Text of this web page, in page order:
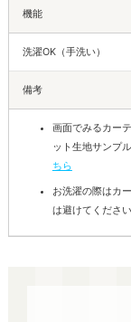
機能
洗濯OK（手洗い）
備考
画面でみるカー
ット生地サンプ
ちら
お洗濯の際はカ
は避けてください